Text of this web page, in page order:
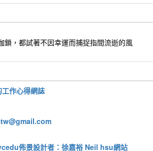
鎖，都試著不因幸運而捕捉指間流逝的風
作心得網誌